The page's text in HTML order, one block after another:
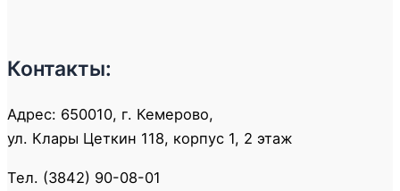
Контакты:
Адрес: 650010, г. Кемерово,
ул. Клары Цеткин 118, корпус 1, 2 этаж
Тел. (3842) 90-08-01